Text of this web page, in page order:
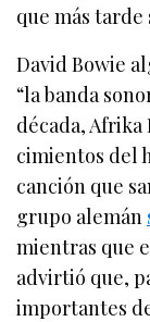
que más
David Bowie
“la banda
década, Afrika
cimientos del
canción que
grupo alemán
mientras que
advirtió que,
importantes